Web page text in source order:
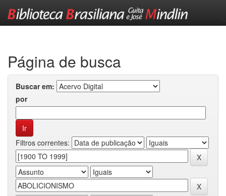
Página de busca
Buscar em:
por
Filtros correntes: